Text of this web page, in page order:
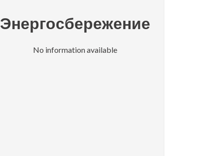
Энергосбережение
No information available